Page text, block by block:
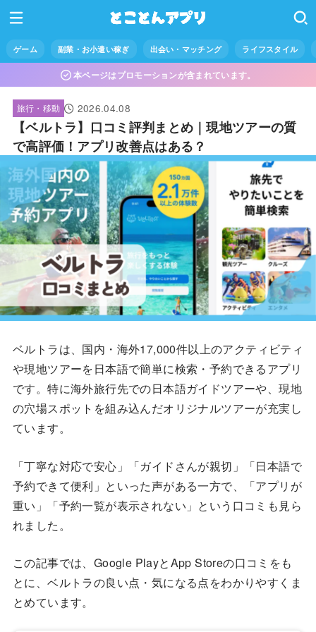
ゲーム 副業・お小遣い稼ぎ 出会い・マッチング ライフスタイル
本ページはプロモーションが含まれています。
旅行・移動 2026.04.08
【ベルトラ】口コミ評判まとめ｜現地ツアーの質
で高評価！アプリ改善点はある？
ベルトラは、国内・海外17,000件以上のアクティビティ
や現地ツアーを日本語で簡単に検索・予約できるアプリ
です。特に海外旅行先での日本語ガイドツアーや、現地
の穴場スポットを組み込んだオリジナルツアーが充実し
ています。
「丁寧な対応で安心」「ガイドさんが親切」「日本語で
予約できて便利」といった声がある一方で、「アプリが
重い」「予約一覧が表示されない」という口コミも見ら
れました。
この記事では、Google PlayとApp Storeの口コミをも
とに、ベルトラの良い点・気になる点をわかりやすくま
とめています。